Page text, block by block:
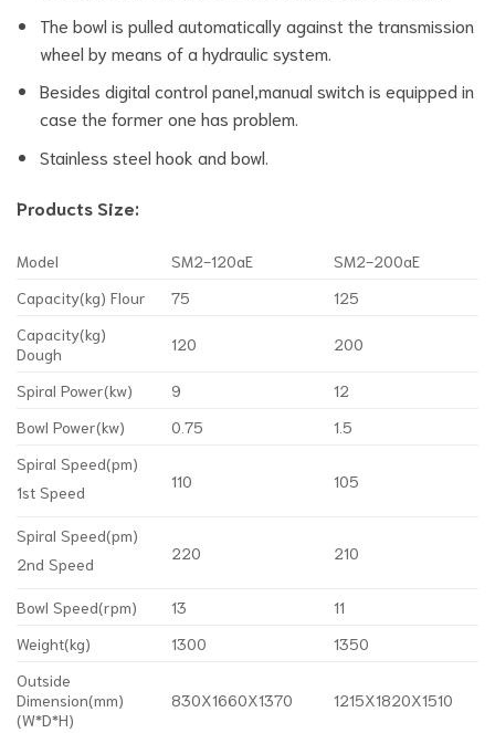
The bowl is pulled automatically against the transmission
wheel by means of a hydraulic system.
Besides digital control panel,manual switch is equipped in
case the former one has problem.
Stainless steel hook and bowl.
Products Size:
Model SM2-120aE
SM2-200aE
Capacity(kg) Flour
75
125
Capacity(kg)
Dough
120 200
Spiral Power(kw) 9
12
Bowl Power(kw)
0.75
1.5
Spiral Speed(pm)
1st Speed
110 105
Spiral Speed(pm)
2nd Speed
220 210
Bowl Speed(rpm) 13
11
Weight(kg)
1300
1350
Outside
Dimension(mm)
(W*D*H)
830X1660X1370 1215X1820X1510